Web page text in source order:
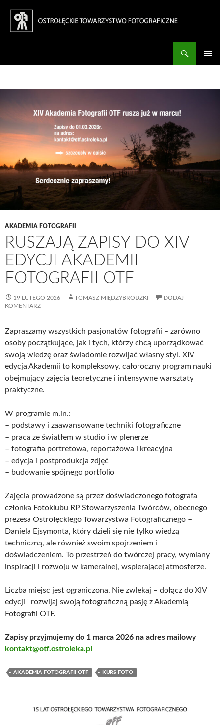
AKADEMIA FOTOGRAFII
RUSZAJĄ ZAPISY DO XIV
EDYCJI AKADEMII
FOTOGRAFII OTF
19 LUTEGO 2026 TOMASZ MIĘDZYBRODZKI
DODAJ
KOMENTARZ
Zapraszamy wszystkich pasjonatów fotografii – zarówno
osoby początkujące, jak i tych, którzy chcą uporządkować
swoją wiedzę oraz świadomie rozwijać własny styl. XIV
edycja Akademii to kompleksowy, całoroczny program nauki
obejmujący zajęcia teoretyczne i intensywne warsztaty
praktyczne.
W programie m.in.:
– podstawy i zaawansowane techniki fotograficzne
– praca ze światłem w studio i w plenerze
– fotografia portretowa, reportażowa i kreacyjna
– edycja i postprodukcja zdjęć
– budowanie spójnego portfolio
Zajęcia prowadzone są przez doświadczonego fotografa
członka Fotoklubu RP Stowarzyszenia Twórców, obecnego
prezesa Ostrołęckiego Towarzystwa Fotograficznego –
Daniela Ejsymonta, który dzieli się nie tylko wiedzą
techniczną, ale również swoim spojrzeniem i
doświadczeniem. To przestrzeń do twórczej pracy, wymiany
inspiracji i rozwoju w kameralnej, wspierającej atmosferze.
Liczba miejsc jest ograniczona. Nie zwlekaj – dołącz do XIV
edycji i rozwijaj swoją fotograficzną pasję z Akademią
Fotografii OTF.
Zapisy przyjmujemy do 1 marca 2026 na adres mailowy
kontakt@otf.ostroleka.pl
AKADEMIA FOTOGRAFII OTF KURS FOTO